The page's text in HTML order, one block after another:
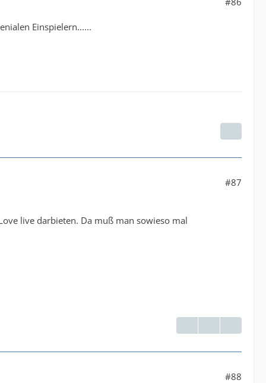
Einspielern......
#87
live darbieten. Da muß man sowieso mal
#88